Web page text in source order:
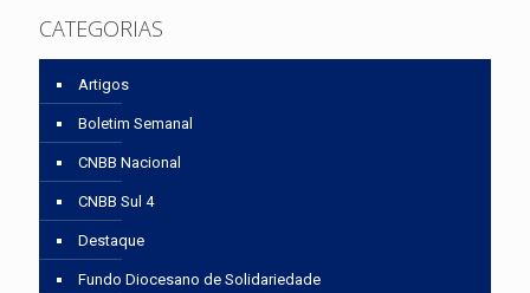
CATEGORIAS
Artigos
Boletim Semanal
CNBB Nacional
CNBB Sul 4
Destaque
Fundo Diocesano de Solidariedade